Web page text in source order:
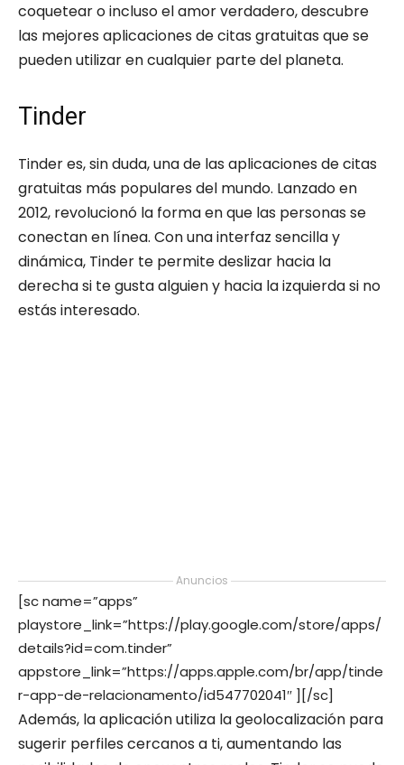
coquetear o incluso el amor verdadero, descubre
las mejores aplicaciones de citas gratuitas que se
pueden utilizar en cualquier parte del planeta.
Tinder
Tinder es, sin duda, una de las aplicaciones de citas
gratuitas más populares del mundo. Lanzado en
2012, revolucionó la forma en que las personas se
conectan en línea. Con una interfaz sencilla y
dinámica, Tinder te permite deslizar hacia la
derecha si te gusta alguien y hacia la izquierda si no
estás interesado.
Anuncios
[sc name=”apps”
playstore_link=”https://play.google.com/store/apps/
details?id=com.tinder”
appstore_link=”https://apps.apple.com/br/app/tinde
r-app-de-relacionamento/id547702041″ ][/sc]
Además, la aplicación utiliza la geolocalización para
sugerir perfiles cercanos a ti, aumentando las